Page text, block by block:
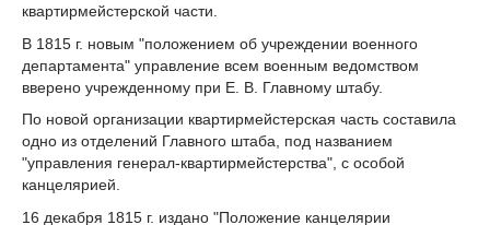
квартирмейстерской части.
В 1815 г. новым "положением об учреждении военного
департамента" управление всем военным ведомством
вверено учрежденному при Е. В. Главному штабу.
По новой организации квартирмейстерская часть составила
одно из отделений Главного штаба, под названием
"управления генерал-квартирмейстерства", с особой
канцелярией.
16 декабря 1815 г. издано "Положение канцелярии